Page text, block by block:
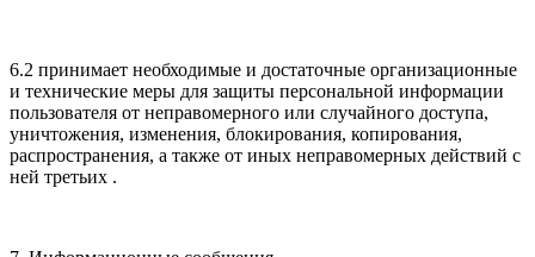
6.2 принимает необходимые и достаточные организационные
и технические меры для защиты персональной информации
пользователя от неправомерного или случайного доступа,
уничтожения, изменения, блокирования, копирования,
распространения, а также от иных неправомерных действий с
ней третьих .